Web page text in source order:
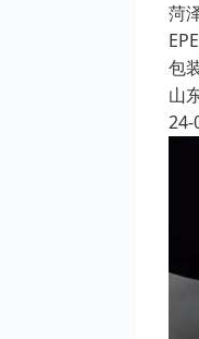
菏
包
山
24-